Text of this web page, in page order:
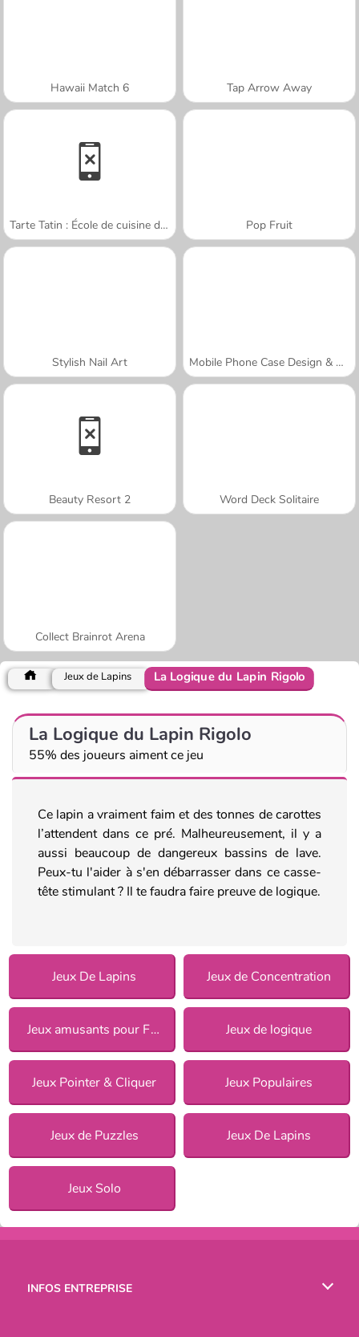
Hawaii Match 6 Tap Arrow Away
Tarte Tatin : École de cuisine de Sara Pop Fruit
Stylish Nail Art Mobile Phone Case Design & DIY
Beauty Resort 2 Word Deck Solitaire
Collect Brainrot Arena
Jeux de Lapins La Logique du Lapin Rigolo
La Logique du Lapin Rigolo
55% des joueurs aiment ce jeu
Ce lapin a vraiment faim et des tonnes de carottes
l’attendent dans ce pré. Malheureusement, il y a
aussi beaucoup de dangereux bassins de lave.
Peux-tu l'aider à s'en débarrasser dans ce casse-
tête stimulant ? Il te faudra faire preuve de logique.
Jeux De Lapins Jeux de Concentration
Jeux amusants pour Filles Jeux de logique
Jeux Pointer & Cliquer Jeux Populaires
Jeux de Puzzles Jeux De Lapins
Jeux Solo
INFOS ENTREPRISE